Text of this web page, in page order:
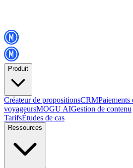
Produit
Créateur de propositionsCRMPaiements
voyageursMOGU AIGestion de contenu
TarifsÉtudes de cas
Ressources